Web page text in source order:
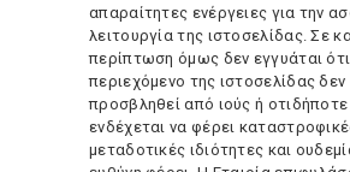
απαραίτητες ενέργειες για την
λειτουργία της ιστοσελίδας. Σε
περίπτωση όμως δεν εγγυάται
περιεχόμενο της ιστοσελίδας δεν
προσβληθεί από ιούς ή
ενδέχεται να φέρει
μεταδοτικές ιδιότητες και